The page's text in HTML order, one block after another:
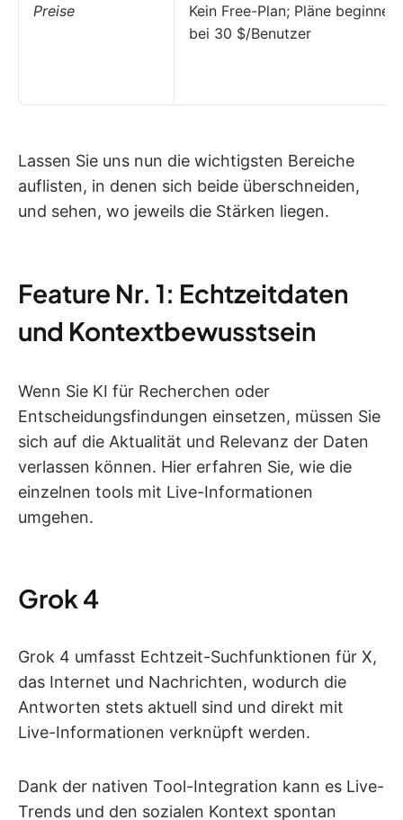
Preise
Kein Free-Plan; Pläne beginnen
bei 30 $/Benutzer
Lassen Sie uns nun die wichtigsten Bereiche
auflisten, in denen sich beide überschneiden,
und sehen, wo jeweils die Stärken liegen.
Feature Nr. 1: Echtzeitdaten
und Kontextbewusstsein
Wenn Sie KI für Recherchen oder
Entscheidungsfindungen einsetzen, müssen Sie
sich auf die Aktualität und Relevanz der Daten
verlassen können. Hier erfahren Sie, wie die
einzelnen tools mit Live-Informationen
umgehen.
Grok 4
Grok 4 umfasst Echtzeit-Suchfunktionen für X,
das Internet und Nachrichten, wodurch die
Antworten stets aktuell sind und direkt mit
Live-Informationen verknüpft werden.
Dank der nativen Tool-Integration kann es Live-
Trends und den sozialen Kontext spontan